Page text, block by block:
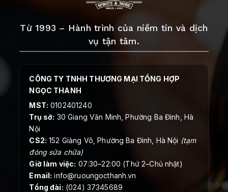
Từ 1993 – Hành trình của niềm tin và dịch
vụ tận tâm.
CÔNG TY TNHH THƯƠNG MẠI TỔNG HỢP
NGỌC THANH
MST: 0102401240
Trụ sở: 30 Giang Văn Minh, Phường Ba Đình, Hà
Nội
CS2: 152 Giảng Võ, Phường Ba Đình, Hà Nội (tạm
đóng sửa chữa)
Giờ làm việc: 07:30–22:00 (Thứ 2–Chủ nhật)
Email: info@ruoungocthanh.vn
Tổng đài: (024) 37345689